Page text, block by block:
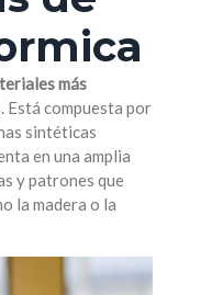
más
Está compuesta por
sintéticas
en una amplia
y patrones que
la madera o la